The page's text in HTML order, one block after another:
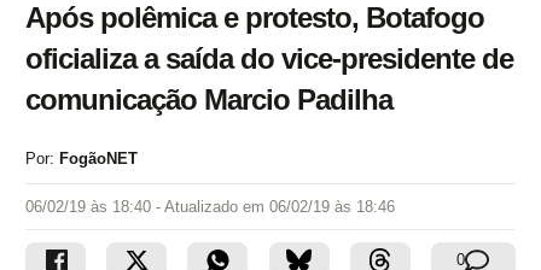
Após polêmica e protesto, Botafogo
oficializa a saída do vice-presidente de
comunicação Marcio Padilha
Por: FogãoNET
06/02/19 às 18:40 - Atualizado em 06/02/19 às 18:46
0